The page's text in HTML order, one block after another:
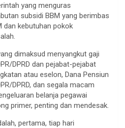
yang menguras
subsidi BBM yang berimbas
dan kebutuhan pokok
dimaksud menyangkut gaji
DPRD dan pejabat-pejabat
atau eselon, Dana Pensiun
DPRD, dan segala macam
belanja pegawai
primer, penting dan mendesak.
pertama, tiap hari